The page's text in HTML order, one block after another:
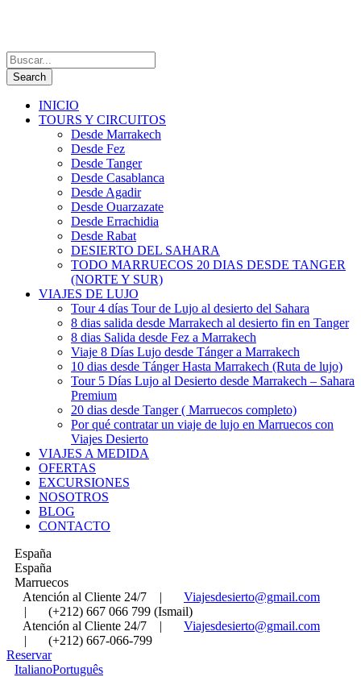
INICIO
TOURS Y CIRCUITOS
Desde Marrakech
Desde Fez
Desde Tanger
Desde Casablanca
Desde Agadir
Desde Ouarzazate
Desde Errachidia
Desde Rabat
DESIERTO DEL SAHARA
TODO MARRUECOS 20 DIAS DESDE TANGER
(NORTE Y SUR)
VIAJES DE LUJO
Tour 4 días Tour de Lujo al desierto del Sahara
8 dias salida desde Marrakech al desierto fin en Tanger
8 dias Salida desde Fez a Marrakech
Viaje 8 Días Lujo desde Tánger a Marrakech
10 dias desde Tánger Hasta Marrakech (Ruta de lujo)
Tour 5 Días Lujo al Desierto desde Marrakech – Sahara
Premium
20 dias desde Tanger ( Marruecos completo)
Por qué contratar un viaje de lujo en Marruecos con
Viajes Desierto
VIAJES A MEDIDA
OFERTAS
EXCURSIONES
NOSOTROS
BLOG
CONTACTO
España
España
Marruecos
Atención al Cliente 24/7
|
Viajesdesierto@gmail.com
|
(+212) 667 066 799 (Ismail)
Atención al Cliente 24/7
|
Viajesdesierto@gmail.com
|
(+212) 667-066-799
Reservar
ItalianoPortuguês